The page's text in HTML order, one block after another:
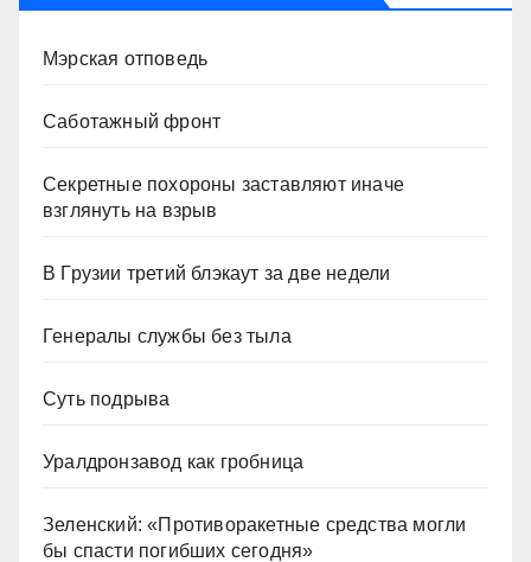
Мэрская отповедь
Саботажный фронт
Секретные похороны заставляют иначе
взглянуть на взрыв
В Грузии третий блэкаут за две недели
Генералы службы без тыла
Суть подрыва
Уралдронзавод как гробница
Зеленский: «Противоракетные средства могли
бы спасти погибших сегодня»